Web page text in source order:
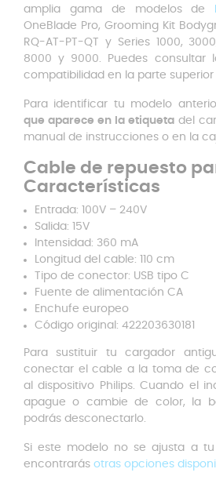
amplia gama de modelos de
OneBlade Pro, Grooming Kit
RQ-AT-PT-QT y Series 1000,
8000 y 9000. Puedes consultar
compatibilidad en la parte superior
Para identificar tu modelo
que aparece en la etiqueta del
manual de instrucciones o en la
Cable de repuesto
Características
Entrada: 100V – 240V
Salida: 15V
Intensidad: 360 mA
Longitud del cable: 110 cm
Tipo de conector: USB tipo C
Fuente de alimentación CA
Enchufe europeo
Código original: 422203630181
Para sustituir tu cargador
conectar el cable a la toma de
al dispositivo Philips. Cuando el
apague o cambie de color, la
podrás desconectarlo.
Si este modelo no se ajusta a
encontrarás otras opciones